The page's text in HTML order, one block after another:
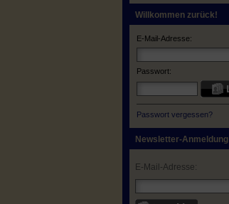
Willkommen zurück!
E-Mail-Adresse:
Passwort:
Passwort vergessen?
Newsletter-Anmeldung
E-Mail-Adresse: